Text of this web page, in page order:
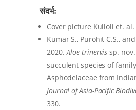
संदर्भ:
Cover picture Kulloli et. al.
Kumar S., Purohit C.S.,
2020.Aloe trinervissp.
succulent species of family
Asphodelaceae from
Journal of Asia-Pacific
330.